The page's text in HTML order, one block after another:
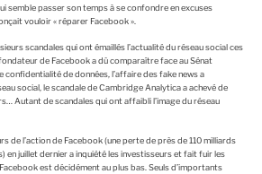
semble passer son temps à se confondre en excuses
vouloir « réparer Facebook ».
scandales qui ont émaillés l’actualité du réseau social ces
de Facebook a dû comparaître face au Sénat
confidentialité de données, l’affaire des fake news a
social, le scandale de Cambridge Analytica a achevé de
Autant de scandales qui ont affaibli l’image du réseau
de l’action de Facebook (une perte de près de 110 milliards
en juillet dernier a inquiété les investisseurs et fait fuir les
est décidément au plus bas. Seuls d’importants